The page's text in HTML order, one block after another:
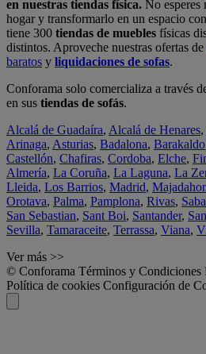
en nuestras tiendas física. No esperes
hogar y transformarlo en un espacio
tiene 300 tiendas de muebles físicas
distintos. Aproveche nuestras ofertas de
baratos y liquidaciones de sofas.
Conforama solo comercializa a través
en sus tiendas de sofás.
Alcalá de Guadaíra, Alcalá de Henares,
Arinaga, Asturias, Badalona, Barakaldo
Castellón, Chafiras, Cordoba, Elche,
Almería, La Coruña, La Laguna, La
Lleida, Los Barrios, Madrid,
Orotava, Palma, Pamplona, Rivas,
San Sebastian, Sant Boi, Santander,
Sevilla, Tamaraceite, Terrassa, Viana,
Ver más >>
© Conforama Términos y Condiciones
Política de cookies Configuración de